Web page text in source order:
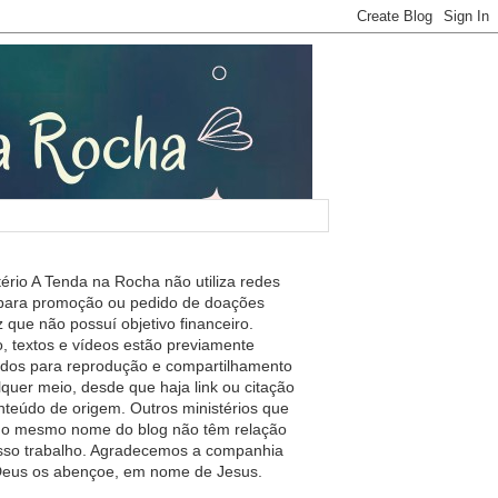
A Tenda na Rocha não utiliza redes
promoção ou pedido de doações
que não possuí objetivo financeiro.
textos e vídeos estão previamente
para reprodução e compartilhamento
meio, desde que haja link ou citação
de origem. Outros ministérios que
mesmo nome do blog não têm relação
trabalho. Agradecemos a companhia
os abençoe, em nome de Jesus.